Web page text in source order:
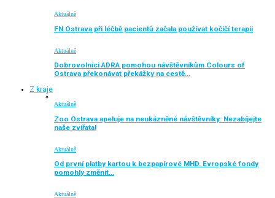
Aktuálně
FN Ostrava při léčbě pacientů začala používat kočičí terapii
Aktuálně
Dobrovolníci ADRA pomohou návštěvníkům Colours of
Ostrava překonávat překážky na cestě…
Z kraje
Aktuálně
Zoo Ostrava apeluje na neukázněné návštěvníky: Nezabíjejte
naše zvířata!
Aktuálně
Od první platby kartou k bezpapírové MHD. Evropské fondy
pomohly změnit…
Aktuálně